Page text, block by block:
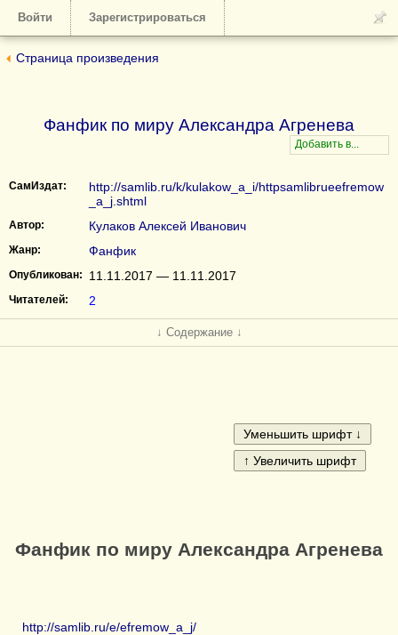
Войти Зарегистрироваться
Страница произведения
Фанфик по миру Александра Агренева
СамИздат:
http://samlib.ru/k/kulakow_a_i/httpsamlibrueefremow
_a_j.shtml
Автор: Кулаков Алексей Иванович
Жанр: Фанфик
Опубликован: 11.11.2017 — 11.11.2017
Читателей: 2
↓ Содержание ↓
Фанфик по миру Александра Агренева
http://samlib.ru/e/efremow_a_j/